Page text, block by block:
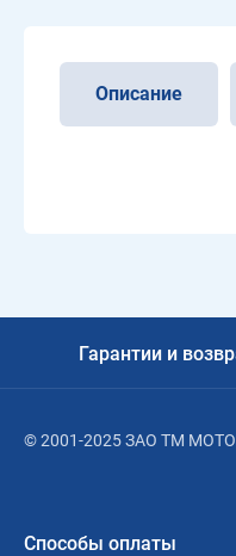
Описание
Гарантии и
© 2001-2025 ЗАО ТМ
Способы оплаты